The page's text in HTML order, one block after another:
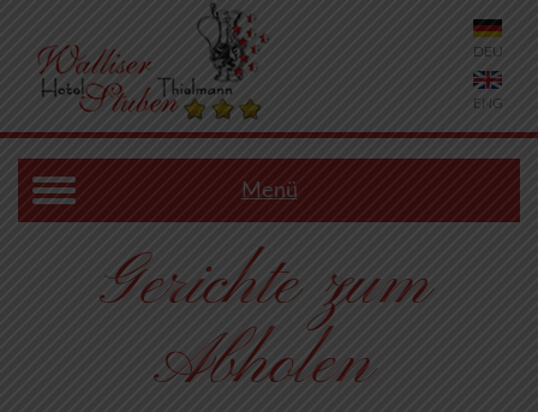
DEU
ENG
Menü
Gerichte zum
Abholen